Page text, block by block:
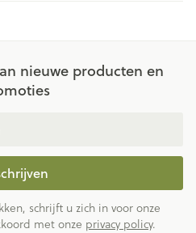
nieuwe producten en
schrijft u zich in voor onze
met onze privacy policy.